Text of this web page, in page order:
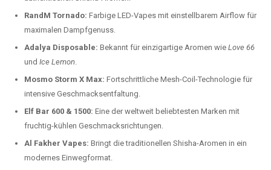
RandM Tornado: Farbige LED-Vapes mit einstellbarem Airflow für
maximalen Dampfgenuss.
Adalya Disposable: Bekannt für einzigartige Aromen wie Love 66
und Ice Lemon.
Mosmo Storm X Max: Fortschrittliche Mesh-Coil-Technologie für
intensive Geschmacksentfaltung.
Elf Bar 600 & 1500: Eine der weltweit beliebtesten Marken mit
fruchtig-kühlen Geschmacksrichtungen.
Al Fakher Vapes: Bringt die traditionellen Shisha-Aromen in ein
modernes Einwegformat.